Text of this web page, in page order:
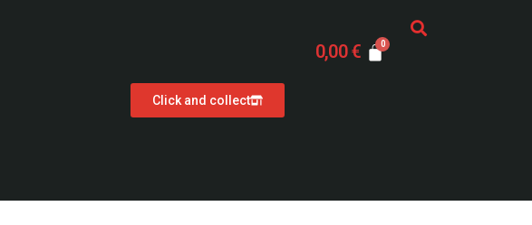
Click and collect
0,00€